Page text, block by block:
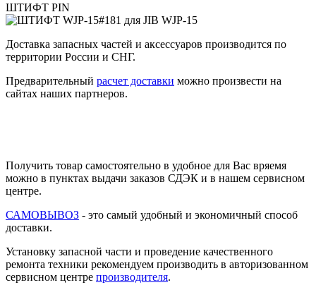
ШТИФТ PIN
Доставка запасных частей и аксессуаров производится по
территории России и СНГ.
Предварительный расчет доставки можно произвести на
сайтах наших партнеров.
Получить товар самостоятельно в удобное для Вас вряемя
можно в пунктах выдачи заказов СДЭК и в нашем сервисном
центре.
САМОВЫВОЗ - это самый удобный и экономичный способ
доставки.
Установку запасной части и проведение качественного
ремонта техники рекомендуем производить в авторизованном
сервисном центре производителя.